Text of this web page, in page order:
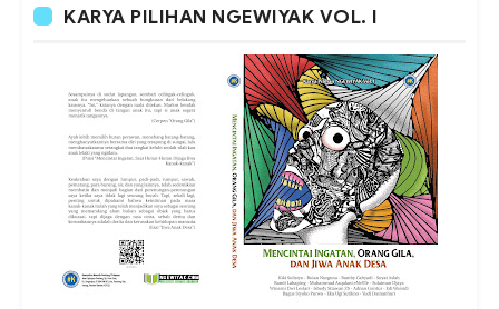
KARYA PILIHAN NGEWIYAK VOL. I